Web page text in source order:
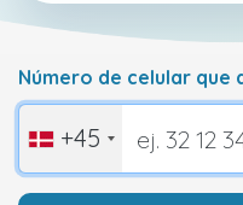
Número de celular que
+45